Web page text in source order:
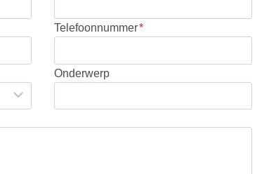
Telefoonnummer*
Onderwerp